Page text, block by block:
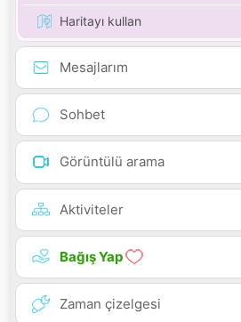
Haritayı kullan
Mesajlarım
Sohbet
Görüntülü arama
Aktiviteler
Bağış Yap
Zaman çizelgesi